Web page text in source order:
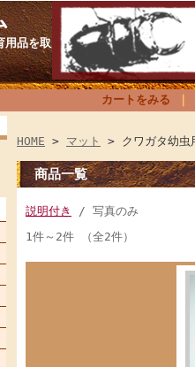
用品を取
カートをみる
HOME > マット > クワガタ幼虫
商品一覧
説明付き
/ 写真のみ
1件～2件 （全2件）